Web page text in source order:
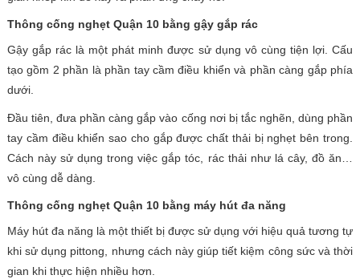
Thông cống nghẹt Quận 10 bằng gậy gắp rác
Gậy gắp rác là một phát minh được sử dụng vô cùng tiện lợi. Cấu
tạo gồm 2 phần là phần tay cầm điều khiển và phần càng gắp phía
dưới.
Đầu tiên, đưa phần càng gắp vào cống nơi bị tắc nghẽn, dùng phần
tay cầm điều khiển sao cho gắp được chất thải bị nghẹt bên trong.
Cách này sử dụng trong việc gắp tóc, rác thải như lá cây, đồ ăn…
vô cùng dễ dàng.
Thông cống nghẹt Quận 10 bằng máy hút đa năng
Máy hút đa năng là một thiết bị được sử dụng với hiệu quả tương tự
khi sử dụng pittong, nhưng cách này giúp tiết kiệm công sức và thời
gian khi thực hiện nhiều hơn.